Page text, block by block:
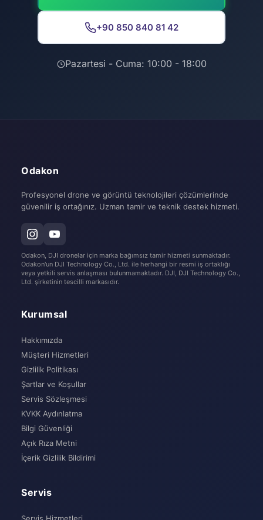
+90 850 840 81 42
Pazartesi - Cuma: 10:00 - 18:00
Odakon
Profesyonel drone ve görüntü teknolojileri çözümlerinde
güvenilir iş ortağınız. Uzman tamir ve teknik destek hizmeti.
Odakon, DJI dronelar için marka bağımsız tamir hizmeti sunmaktadır.
Odakon'un DJI Technology Co., Ltd. ile herhangi bir resmi iş ortaklığı
veya yetkili servis anlaşması bulunmamaktadır. DJI, DJI Technology Co.,
Ltd. şirketinin tescilli markasıdır.
Kurumsal
Hakkımızda
Müşteri Hizmetleri
Gizlilik Politikası
Şartlar ve Koşullar
Servis Sözleşmesi
KVKK Aydınlatma
Bilgi Güvenliği
Açık Rıza Metni
İçerik Gizlilik Bildirimi
Servis